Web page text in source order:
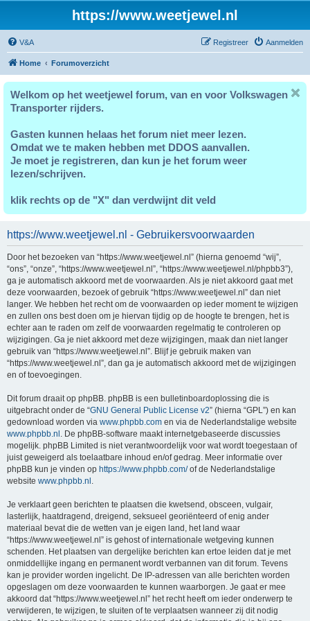
https://www.weetjewel.nl
V&A Aanmelden
Registreer
Home Forumoverzicht
Welkom op het weetjewel forum, van en voor Volkswagen
Transporter rijders.
Gasten kunnen helaas het forum niet meer lezen.
Omdat we te maken hebben met DDOS aanvallen.
Je moet je registreren, dan kun je het forum weer
lezen/schrijven.
klik rechts op de "X" dan verdwijnt dit veld
https://www.weetjewel.nl - Gebruikersvoorwaarden
Door het bezoeken van “https://www.weetjewel.nl” (hierna genoemd “wij”,
“ons”, “onze”, “https://www.weetjewel.nl”, “https://www.weetjewel.nl/phpbb3”),
ga je automatisch akkoord met de voorwaarden. Als je niet akkoord gaat met
deze voorwaarden, bezoek of gebruik “https://www.weetjewel.nl” dan niet
langer. We hebben het recht om de voorwaarden op ieder moment te wijzigen
en zullen ons best doen om je hiervan tijdig op de hoogte te brengen, het is
echter aan te raden om zelf de voorwaarden regelmatig te controleren op
wijzigingen. Ga je niet akkoord met deze wijzigingen, maak dan niet langer
gebruik van “https://www.weetjewel.nl”. Blijf je gebruik maken van
“https://www.weetjewel.nl”, dan ga je automatisch akkoord met de wijzigingen
en of toevoegingen.
Dit forum draait op phpBB. phpBB is een bulletinboardoplossing die is
uitgebracht onder de “GNU General Public License v2” (hierna “GPL”) en kan
gedownload worden via www.phpbb.com en via de Nederlandstalige website
www.phpbb.nl . De phpBB-software maakt internetgebaseerde discussies
mogelijk. phpBB Limited is niet verantwoordelijk voor wat wordt toegestaan of
juist geweigerd als toelaatbare inhoud en/of gedrag. Meer informatie over
phpBB kun je vinden op https://www.phpbb.com/of de Nederlandstalige
website www.phpbb.nl .
Je verklaart geen berichten te plaatsen die kwetsend, obsceen, vulgair,
lasterlijk, haatdragend, dreigend, seksueel georiënteerd of enig ander
materiaal bevat die de wetten van je eigen land, het land waar
“https://www.weetjewel.nl” is gehost of internationale wetgeving kunnen
schenden. Het plaatsen van dergelijke berichten kan ertoe leiden dat je met
onmiddellijke ingang en permanent wordt verbannen van dit forum. Tevens
kan je provider worden ingelicht. De IP-adressen van alle berichten worden
opgeslagen om deze voorwaarden te kunnen waarborgen. Je gaat er mee
akkoord dat “https://www.weetjewel.nl” het recht heeft om ieder onderwerp te
verwijderen, te wijzigen, te sluiten of te verplaatsen wanneer zij dit nodig